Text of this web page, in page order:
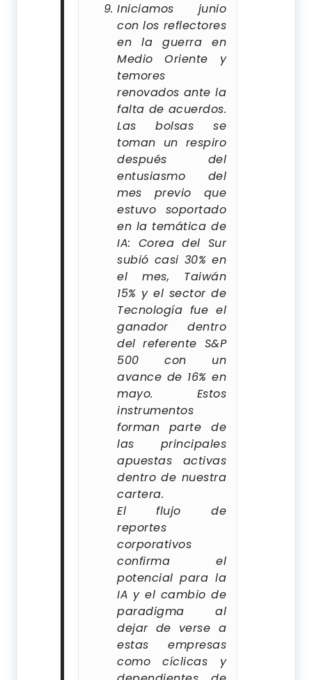
Iniciamos junio
con los reflectores
en la guerra en
Medio Oriente y
temores
renovados ante la
falta de acuerdos.
Las bolsas se
toman un respiro
después del
entusiasmo del
mes previo que
estuvo soportado
en la temática de
IA: Corea del Sur
subió casi 30% en
el mes, Taiwán
15% y el sector de
Tecnología fue el
ganador dentro
del referente S&P
500 con un
avance de 16% en
mayo. Estos
instrumentos
forman parte de
las principales
apuestas activas
dentro de nuestra
cartera.
El flujo de
reportes
corporativos
confirma el
potencial para la
IA y el cambio de
paradigma al
dejar de verse a
estas empresas
como cíclicas y